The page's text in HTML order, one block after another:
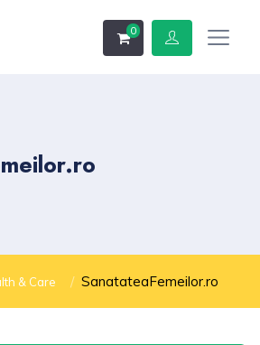
0
& Care SanatateaFemeilor.ro